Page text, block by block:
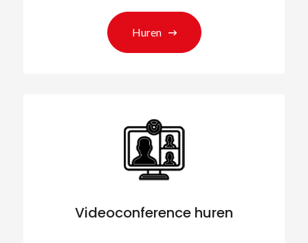
Huren
Videoconference huren